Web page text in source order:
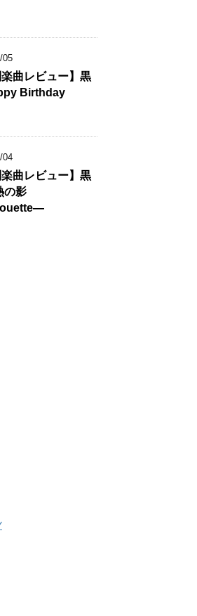
05
楽曲レビュー】黒
Birthday
04
楽曲レビュー】黒
の影